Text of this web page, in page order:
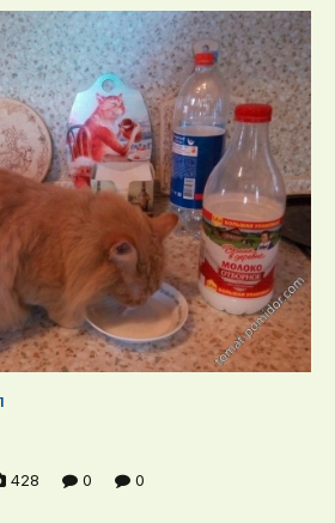
428 0 0